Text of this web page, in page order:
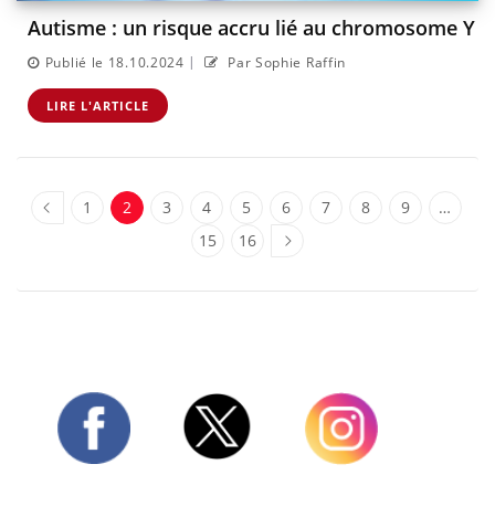
Autisme : un risque accru lié au chromosome Y
Publié le 18.10.2024 | Par Sophie Raffin
LIRE L'ARTICLE
1 2 3 4 5 6 7 8 9
…
15
16